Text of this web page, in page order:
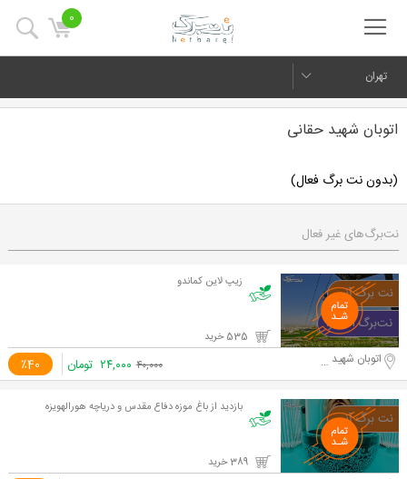
0
تهران
اتوبان شهید حقانی
(بدون نت برگ فعال)
نت‌برگ‌های غیر فعال
زیپ لاین کماندو
٪40 اتوبان شهید حقانی ۴۰,۰۰۰ ۲۴,۰۰۰ تومان
بازدید از باغ موزه دفاع مقدس و دریاچه هورالهویزه